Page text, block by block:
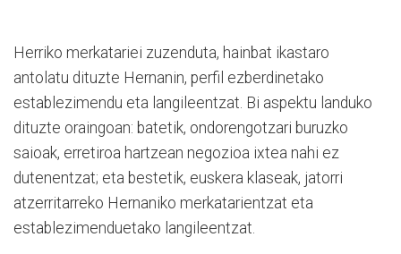
Herriko merkatariei zuzenduta, hainbat ikastaro
antolatu dituzte Hernanin, perfil ezberdinetako
establezimendu eta langileentzat. Bi aspektu landuko
dituzte oraingoan: batetik, ondorengotzari buruzko
saioak, erretiroa hartzean negozioa ixtea nahi ez
dutenentzat; eta bestetik, euskera klaseak, jatorri
atzerritarreko Hernaniko merkatarientzat eta
establezimenduetako langileentzat.